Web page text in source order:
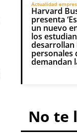
Actualidad
Harvard
presenta
un nuevo
los
desarrollan
personales
demandan
No te